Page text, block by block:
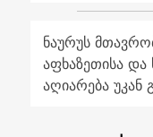
ნაურუს
აფხაზეთისა
აღიარება უკან